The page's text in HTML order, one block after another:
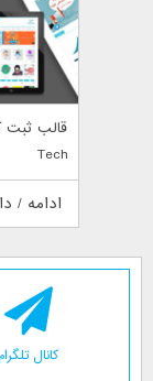
قالب ثبت
Tech
ادامه /
کانال